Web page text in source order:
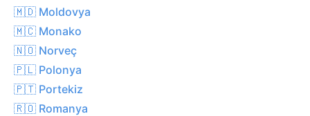
🇲🇩 Moldovya
🇲🇨 Monako
🇳🇴 Norveç
🇵🇱 Polonya
🇵🇹 Portekiz
🇷🇴 Romanya